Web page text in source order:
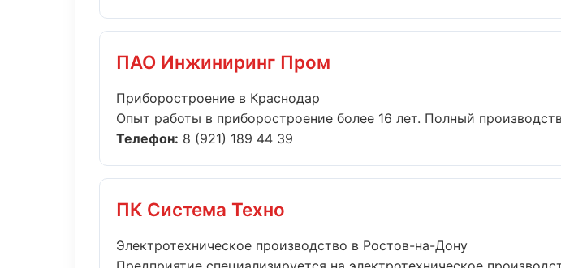
ПАО Инжиниринг Пром
Приборостроение в Краснодар
Опыт работы в приборостроение более 16 лет. Полный
Телефон: 8 (921) 189 44 39
ПК Система Техно
Электротехническое производство в Ростов-на-Дону